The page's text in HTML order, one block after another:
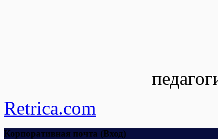
Retrica.com
Корпоративная почта (Вход)